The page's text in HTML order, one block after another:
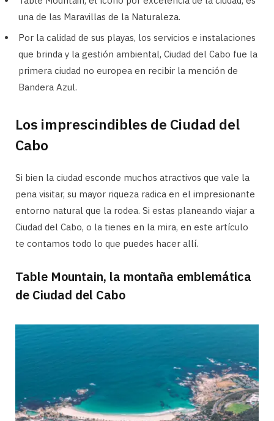
una de las Maravillas de la Naturaleza.
Por la calidad de sus playas, los servicios e instalaciones
que brinda y la gestión ambiental, Ciudad del Cabo fue la
primera ciudad no europea en recibir la mención de
Bandera Azul.
Los imprescindibles de Ciudad del
Cabo
Si bien la ciudad esconde muchos atractivos que vale la
pena visitar, su mayor riqueza radica en el impresionante
entorno natural que la rodea. Si estas planeando viajar a
Ciudad del Cabo, o la tienes en la mira, en este artículo
te contamos todo lo que puedes hacer allí.
Table Mountain, la montaña emblemática
de Ciudad del Cabo